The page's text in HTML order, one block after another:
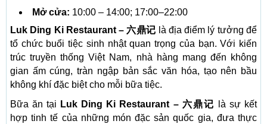
Mở cửa: 10:00 – 14:00; 17:00–22:00
Luk Ding Ki Restaurant – 六鼎记 là địa điểm lý tưởng để
tổ chức buổi tiệc sinh nhật quan trọng của bạn. Với kiến
trúc truyền thống Việt Nam, nhà hàng mang đến không
gian ấm cúng, tràn ngập bản sắc văn hóa, tạo nên bầu
không khí đặc biệt cho mỗi bữa tiệc.
Bữa ăn tại Luk Ding Ki Restaurant – 六鼎记
là sự kết
hợp tinh tế của những món đặc sản quốc gia, đưa thực